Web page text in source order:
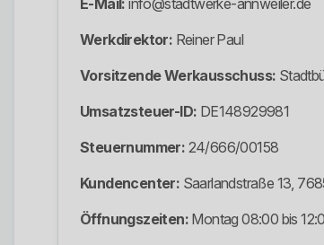
E-Mail: info@stadtwerke-annweiler.de
Werkdirektor: Reiner Paul
Vorsitzende Werkausschuss:
Umsatzsteuer-ID: DE148929981
Steuernummer: 24/666/00158
Kundencenter: Saarlandstraße 13,
Öffnungszeiten: Montag 08:00 bis